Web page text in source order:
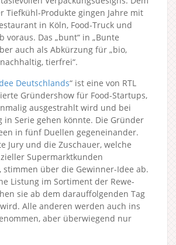
Tiefkühl-Produkte gingen Jahre mit
in Köln, Food-Truck und
voraus. Das „bunt“ in „Bunte
auch als Abkürzung für „bio,
tierfrei“.
Deutschlands“ ist eine von RTL
Gründershow für Food-Startups,
ausgestrahlt wird und bei
in Serie gehen könnte. Die Gründer
in fünf Duellen gegeneinander.
Jury und die Zuschauer, welche
Supermarktkunden
stimmen über die Gewinner-Idee ab.
Listung im Sortiment der Rewe-
sie ab dem darauffolgenden Tag
Alle anderen werden auch ins
aber überwiegend nur